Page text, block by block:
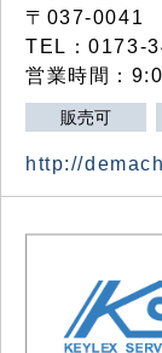
〒037-0041
TEL：0173-
営業時間：
販売可
http://